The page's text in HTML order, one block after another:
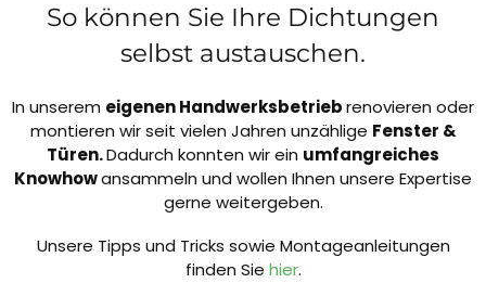
So können Sie Ihre Dichtungen
selbst austauschen.
In unserem eigenen Handwerksbetriebrenovieren oder
montieren wir seit vielen Jahren unzählige Fenster &
Türen.Dadurch konnten wir ein umfangreiches
Knowhowansammeln und wollen Ihnen unsere Expertise
gerne weitergeben.
Unsere Tipps und Tricks sowie Montageanleitungen
finden Sie hier.